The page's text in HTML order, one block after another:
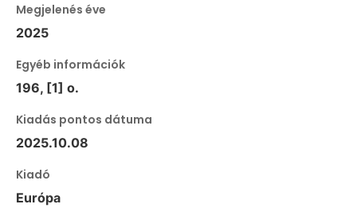
Megjelenés éve
2025
Egyéb információk
196, [1] o.
Kiadás pontos dátuma
2025.10.08
Kiadó
Európa